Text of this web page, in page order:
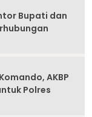
Bupati dan
AKBP
Polres